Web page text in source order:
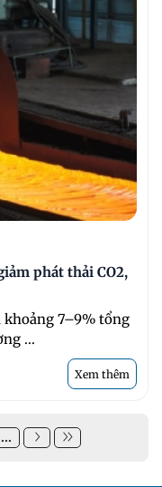
phát thải CO2,
7–9% tổng
...
Xem thêm
...